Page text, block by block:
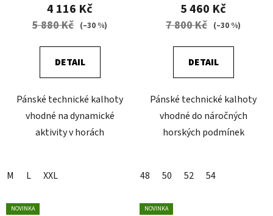
4 116 Kč
5 880 Kč (–30 %)
DETAIL
Pánské technické kalhoty
vhodné na dynamické
aktivity v horách
M L XXL
5 460 Kč
7 800 Kč (–30 %)
DETAIL
Pánské technické kalhoty
vhodné do náročných
horských podmínek
48 50 52 54
NOVINKA
NOVINKA